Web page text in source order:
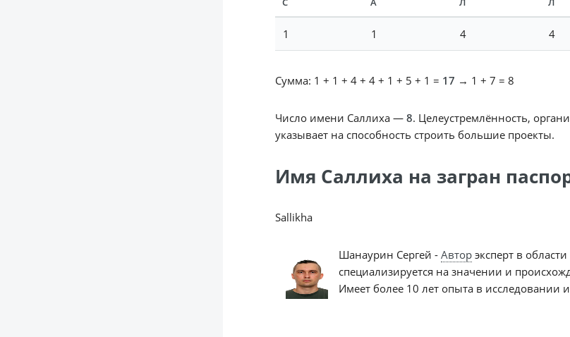
1 1 4 4
Сумма: 1 + 1 + 4 + 4 + 1 + 5 + 1 = 17 → 1 + 7 = 8
Число имени Саллиха — 8. Целеустремлённость,
указывает на способность строить большие проекты.
Имя Саллиха на загран
Sallikha
Шанаурин Сергей - Авторэксперт в
специализируется на значении и
Имеет более 10 лет опыта в исследовании